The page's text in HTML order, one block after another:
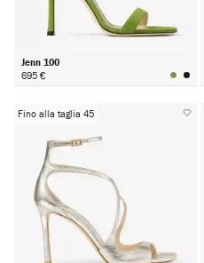
Jenn 100
695 €
Fino alla taglia 45